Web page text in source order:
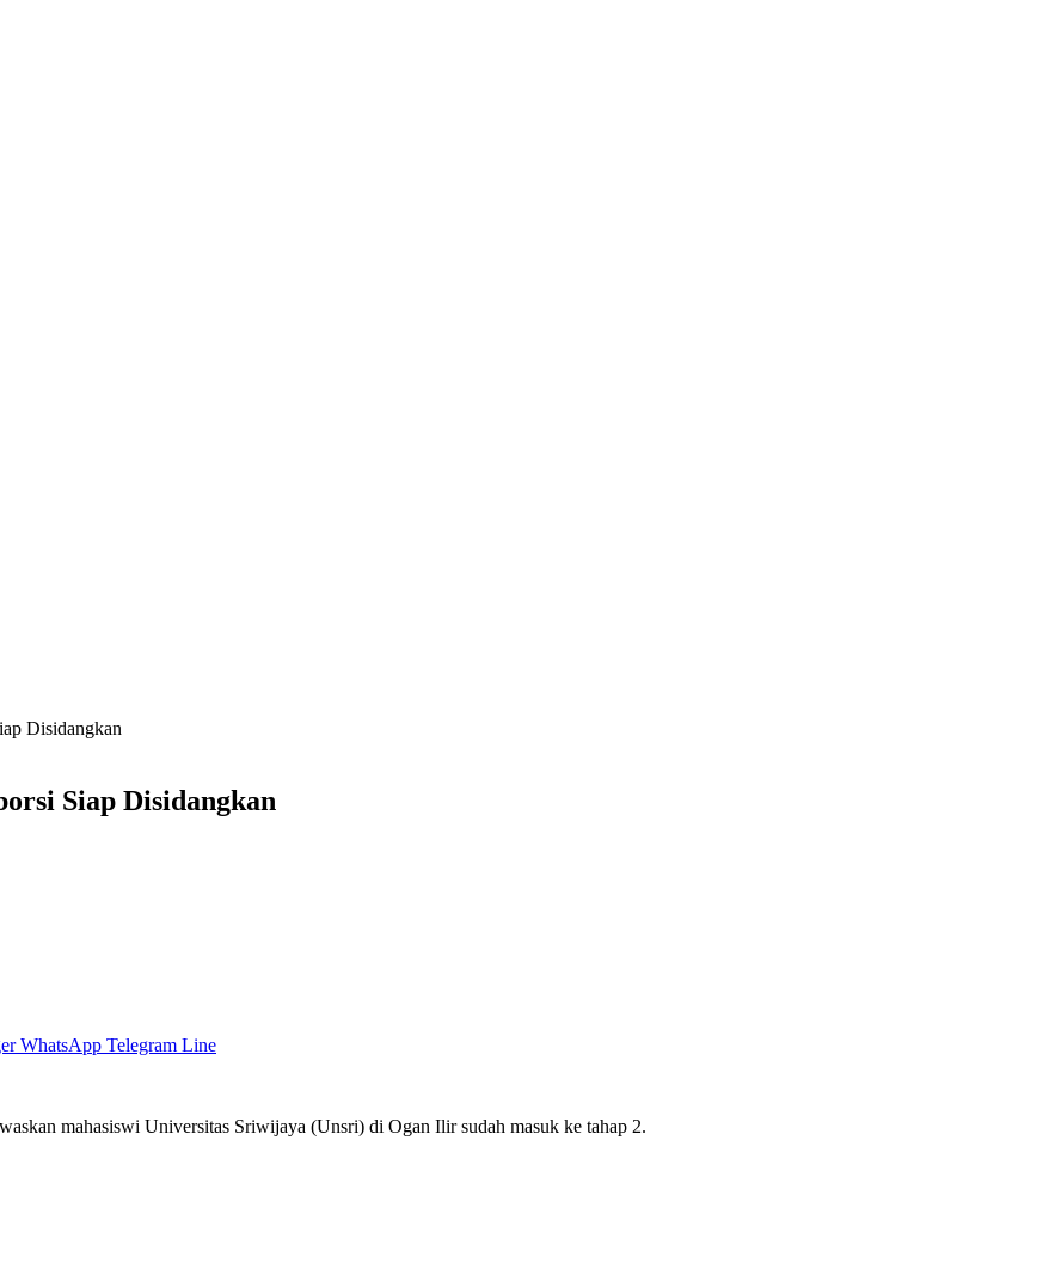
Disidangkan
Siap Disidangkan
WhatsApp Telegram Line
mahasiswi Universitas Sriwijaya (Unsri) di Ogan Ilir sudah masuk ke tahap 2.